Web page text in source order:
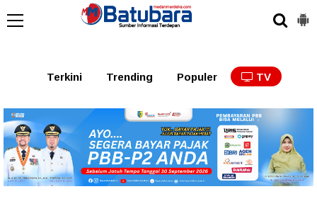
Terkini Trending Populer TV